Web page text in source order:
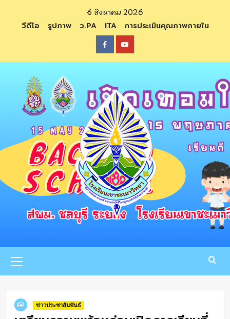
content
6 สิงหาคม 2026
วีดีโอ รูปภาพ ว.PA ITA การประเมินคุณภาพภายใน
FacebookYoutube
Menu
ข่าวประชาสัมพันธ์